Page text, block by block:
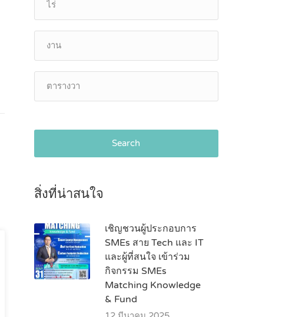
Search
สิ่งที่น่าสนใจ
เชิญชวนผู้ประกอบการ
SMEs สาย Tech และ IT
และผู้ที่สนใจ เข้าร่วม
กิจกรรม SMEs
Matching Knowledge
& Fund